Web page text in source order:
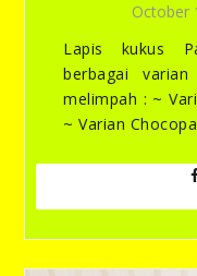
October
Lapis kukus
berbagai
melimpah : ~
~ Varian